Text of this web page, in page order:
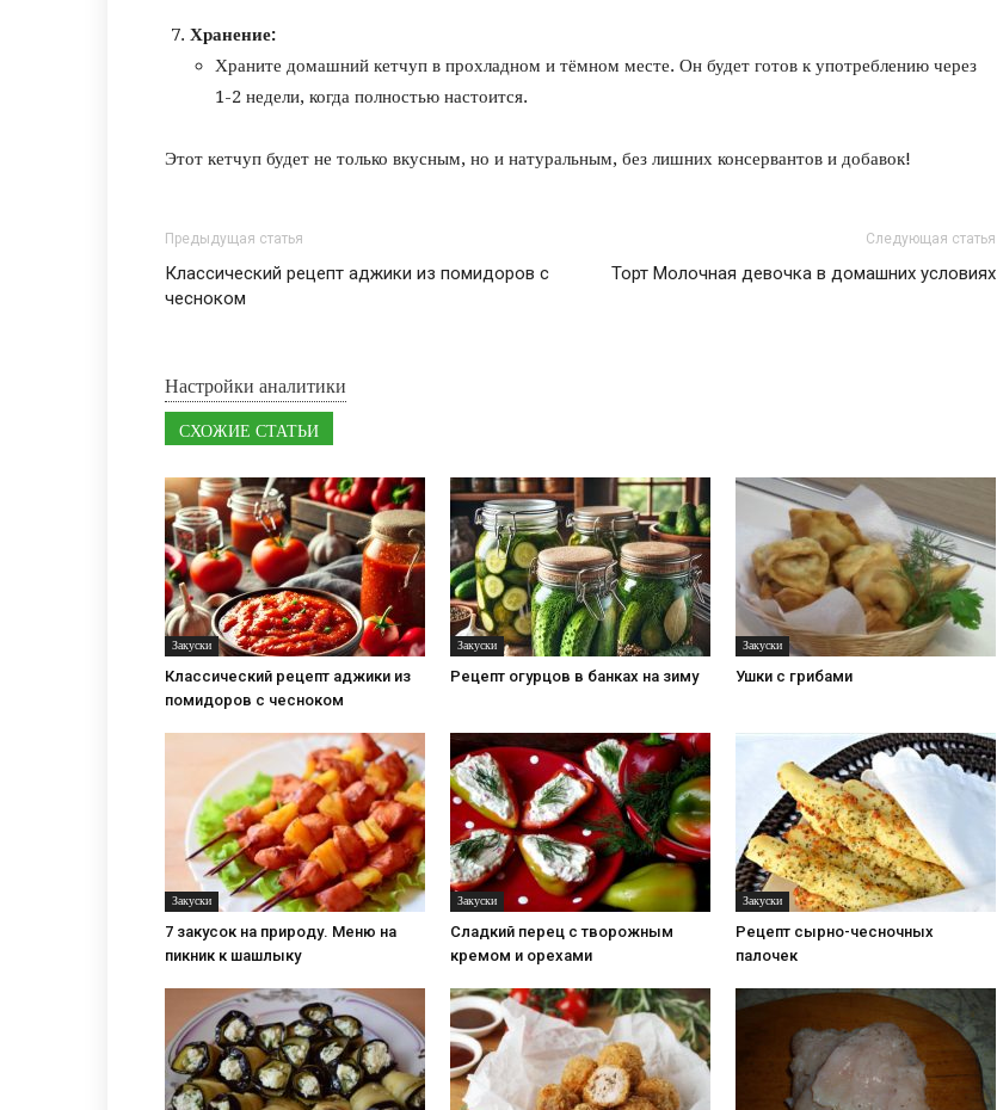
Хранение:
Храните домашний кетчуп в прохладном и тёмном месте. Он будет готов к употреблению через
1-2 недели, когда полностью настоится.
Этот кетчуп будет не только вкусным, но и натуральным, без лишних консервантов и добавок!
Предыдущая статья
Классический рецепт аджики из помидоров с
чесноком
Следующая статья
Торт Молочная девочка в домашних условиях
Настройки аналитики
СХОЖИЕ СТАТЬИ
Закуски
Классический рецепт аджики из
помидоров с чесноком
Закуски
Рецепт огурцов в банках на зиму
Закуски
Ушки с грибами
Закуски
7 закусок на природу. Меню на
пикник к шашлыку
Закуски
Сладкий перец с творожным
кремом и орехами
Закуски
Рецепт сырно-чесночных
палочек